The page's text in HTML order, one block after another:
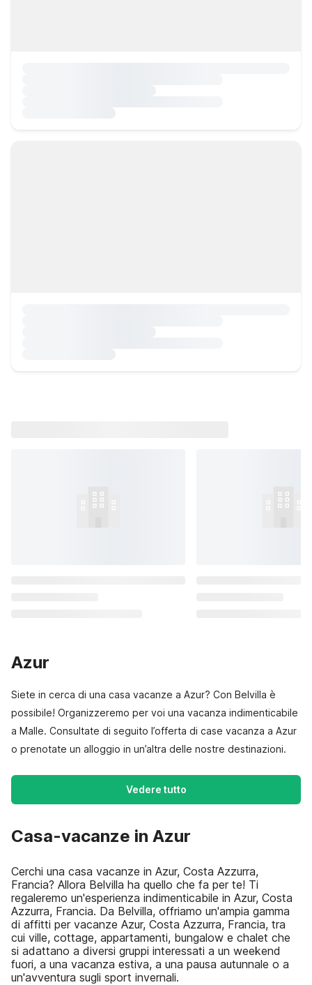
Azur
Siete in cerca di una casa vacanze a Azur? Con Belvilla è
possibile! Organizzeremo per voi una vacanza indimenticabile
a Malle. Consultate di seguito l’offerta di case vacanza a Azur
o prenotate un alloggio in un’altra delle nostre destinazioni.
Vedere tutto
Casa-vacanze in Azur
Cerchi una casa vacanze in Azur, Costa Azzurra,
Francia? Allora Belvilla ha quello che fa per te! Ti
regaleremo un'esperienza indimenticabile in Azur, Costa
Azzurra, Francia. Da Belvilla, offriamo un'ampia gamma
di affitti per vacanze Azur, Costa Azzurra, Francia, tra
cui ville, cottage, appartamenti, bungalow e chalet che
si adattano a diversi gruppi interessati a un weekend
fuori, a una vacanza estiva, a una pausa autunnale o a
un'avventura sugli sport invernali.